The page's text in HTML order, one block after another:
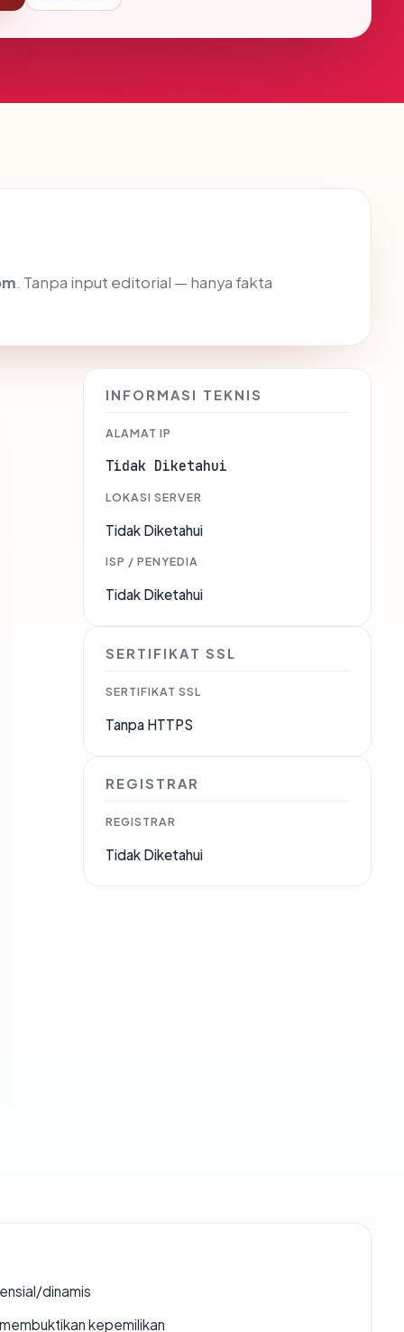
. Tanpa input editorial — hanya fakta
INFORMASI TEKNIS
ALAMAT IP
Tidak Diketahui
LOKASI SERVER
Tidak Diketahui
ISP / PENYEDIA
Tidak Diketahui
SERTIFIKAT SSL
SERTIFIKAT SSL
Tanpa HTTPS
REGISTRAR
REGISTRAR
Tidak Diketahui
dinamis
kepemilikan